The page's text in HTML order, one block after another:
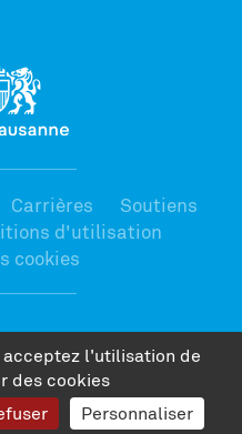
Carrières
Soutiens
d'utilisation
cookies
agence digitale
acceptez l'utilisation de
des cookies
Personnaliser